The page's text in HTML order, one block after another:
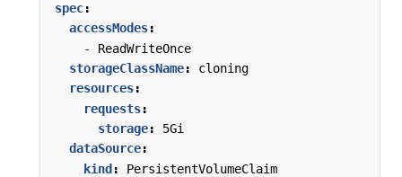
spec:
accessModes:
- ReadWriteOnce
storageClassName:
cloning
resources:
requests:
storage:
5Gi
dataSource:
kind :
PersistentVolumeClaim